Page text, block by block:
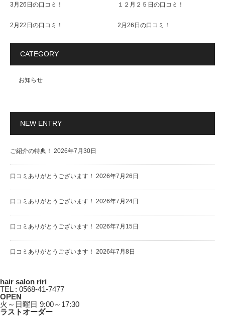
3月26日の口コミ！ １２月２５日の口コミ！
2月22日の口コミ！ 2月26日の口コミ！
CATEGORY
お知らせ
NEW ENTRY
ご紹介の特典！ 2026年7月30日
口コミありがとうございます！ 2026年7月26日
口コミありがとうございます！ 2026年7月24日
口コミありがとうございます！ 2026年7月15日
口コミありがとうございます！ 2026年7月8日
hair salon riri
TEL : 0568-41-7477
OPEN
火～日曜日 9:00～17:30
ラストオーダー